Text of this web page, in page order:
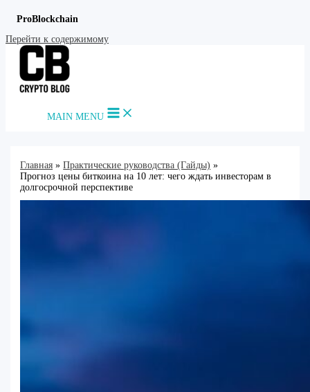
ProBlockchain
Перейти к содержимому
MAIN MENU
Главная
Практические руководства (Гайды)
Прогноз цены биткоина на 10 лет: чего ждать инвесторам в
долгосрочной перспективе